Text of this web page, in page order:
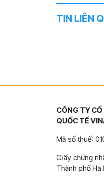
TIN LIÊN
CÔNG TY
QUỐC TẾ
Mã số thuế:
Giấy chứng
Thành phố